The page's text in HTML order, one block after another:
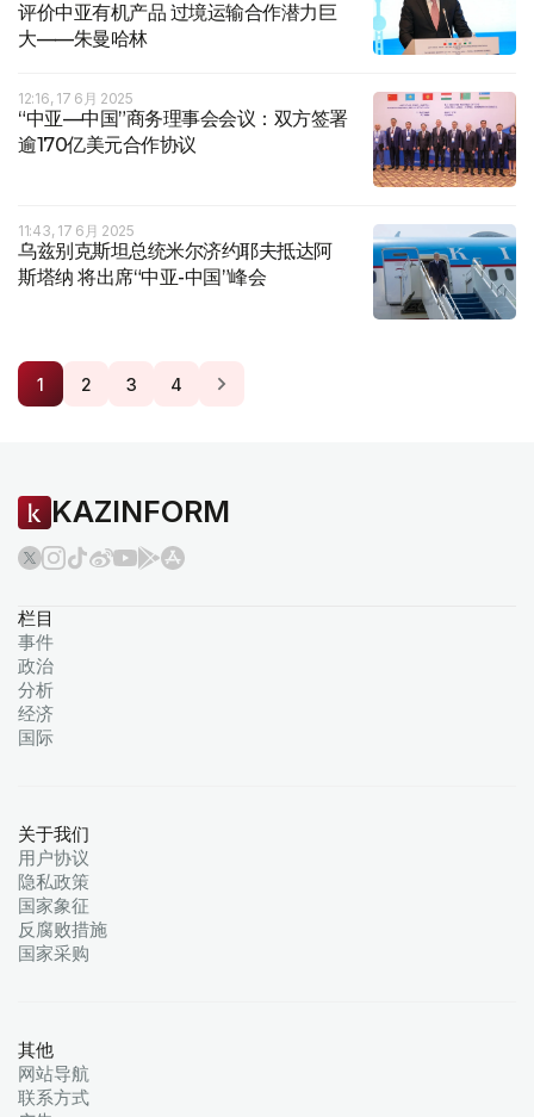
评价中亚有机产品 过境运输合作潜力巨
大——朱曼哈林
12:16, 17 6月 2025
“中亚—中国”商务理事会会议：双方签署
逾170亿美元合作协议
11:43, 17 6月 2025
乌兹别克斯坦总统米尔济约耶夫抵达阿
斯塔纳 将出席“中亚-中国”峰会
1 2 3 4
KAZINFORM
栏目
事件
政治
分析
经济
国际
关于我们
用户协议
隐私政策
国家象征
反腐败措施
国家采购
其他
网站导航
联系方式